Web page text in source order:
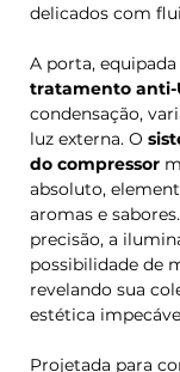
delicados com
A porta,
tratamento anti-
condensação,
luz externa. O
do compressor
absoluto,
aromas e
precisão, a
possibilidade de
revelando sua
estética
Projetada para